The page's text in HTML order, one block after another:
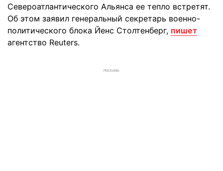
Североатлантического Альянса ее тепло встретят.
Об этом заявил генеральный секретарь военно-
политического блока Йенс Столтенберг, пишет
агентство Reuters.
РЕКЛАМА